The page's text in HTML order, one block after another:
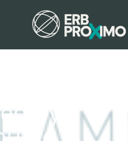
by